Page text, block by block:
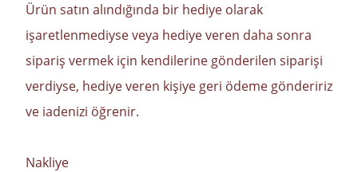
Ürün satın alındığında bir hediye olarak
işaretlenmediyse veya hediye veren daha sonra
sipariş vermek için kendilerine gönderilen siparişi
verdiyse, hediye veren kişiye geri ödeme göndeririz
ve iadenizi öğrenir.
Nakliye